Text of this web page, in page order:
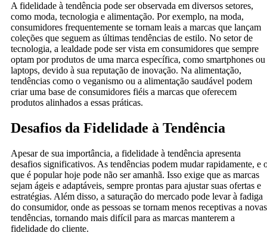
A fidelidade à tendência pode ser observada em diversos setores,
como moda, tecnologia e alimentação. Por exemplo, na moda,
consumidores frequentemente se tornam leais a marcas que lançam
coleções que seguem as últimas tendências de estilo. No setor de
tecnologia, a lealdade pode ser vista em consumidores que sempre
optam por produtos de uma marca específica, como smartphones ou
laptops, devido à sua reputação de inovação. Na alimentação,
tendências como o veganismo ou a alimentação saudável podem
criar uma base de consumidores fiéis a marcas que oferecem
produtos alinhados a essas práticas.
Desafios da Fidelidade à Tendência
Apesar de sua importância, a fidelidade à tendência apresenta
desafios significativos. As tendências podem mudar rapidamente, e
que é popular hoje pode não ser amanhã. Isso exige que as marcas
sejam ágeis e adaptáveis, sempre prontas para ajustar suas ofertas e
estratégias. Além disso, a saturação do mercado pode levar à fadiga
do consumidor, onde as pessoas se tornam menos receptivas a novas
tendências, tornando mais difícil para as marcas manterem a
fidelidade do cliente.